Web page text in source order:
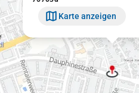
Karte anzeigen